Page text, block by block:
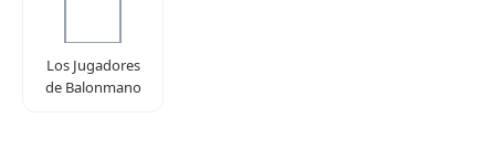
Los Jugadores
de Balonmano